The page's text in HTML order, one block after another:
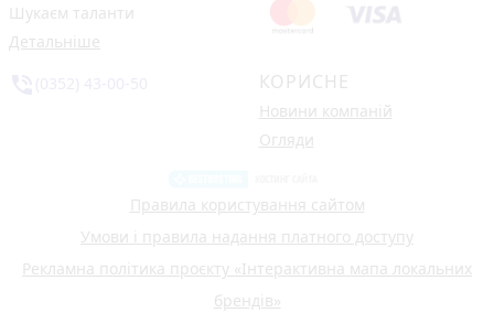
Шукаєм таланти
Детальніше
КОРИСНЕ
Новини компаній
Огляди
Правила користування сайтом
Умови і правила надання платного доступу
Рекламна політика проєкту «Інтерактивна мапа локальних
брендів»